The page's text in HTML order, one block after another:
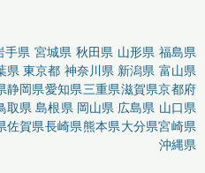
手県 宮城県 秋田県 山形県 福島県
県 東京都 神奈川県 新潟県 富山県
静岡県愛知県三重県滋賀県京都府
取県 島根県 岡山県 広島県 山口県
佐賀県長崎県熊本県大分県宮崎県
沖縄県